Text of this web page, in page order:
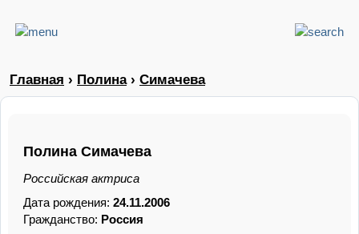
Главная › Полина› Симачева
Полина Симачева
Российская актриса
Дата рождения: 24.11.2006
Гражданство: Россия